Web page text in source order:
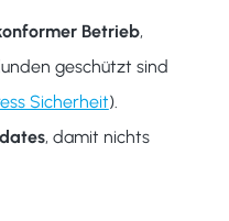
Betrieb,
geschützt sind
Sicherheit).
, damit nichts